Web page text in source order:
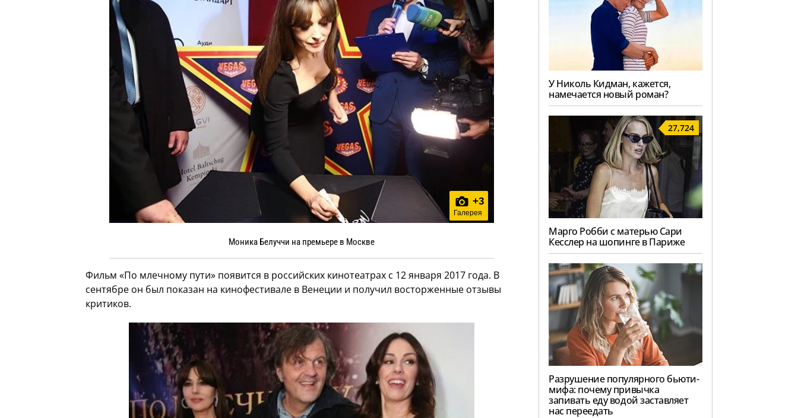
+3
Галерея
Моника Белуччи на премьере в Москве
Фильм «По млечному пути» появится в российских кинотеатрах с 12 января 2017 года. В
сентябре он был показан на кинофестивале в Венеции и получил восторженные отзывы
критиков.
У Николь Кидман, кажется,
намечается новый роман?
27,724
Марго Робби с матерью Сари
Кесслер на шопинге в Париже
Разрушение популярного бьюти-
мифа: почему привычка
запивать еду водой заставляет
нас переедать